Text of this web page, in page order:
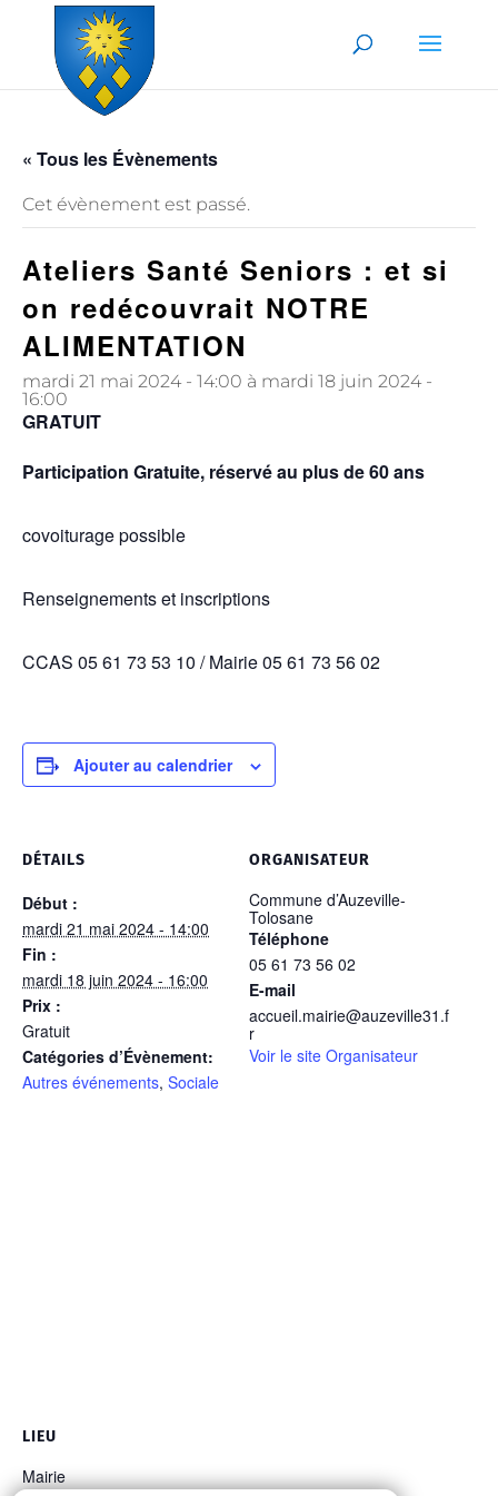
Skip to content
« Tous les Évènements
Cet évènement est passé.
Ateliers Santé Seniors : et si
on redécouvrait NOTRE
ALIMENTATION
mardi 21 mai 2024 - 14:00 à mardi 18 juin 2024 -
16:00
GRATUIT
Participation Gratuite, réservé au plus de 60 ans
covoiturage possible
Renseignements et inscriptions
CCAS 05 61 73 53 10 / Mairie 05 61 73 56 02
Ajouter au calendrier
DÉTAILS
Début :
mardi 21 mai 2024 - 14:00
Fin :
mardi 18 juin 2024 - 16:00
Prix :
Gratuit
Catégories d’Évènement:
Autres événements, Sociale
ORGANISATEUR
Commune d’Auzeville-
Tolosane
Téléphone
05 61 73 56 02
E-mail
accueil.mairie@auzeville31.f
r
Voir le site Organisateur
LIEU
Mairie